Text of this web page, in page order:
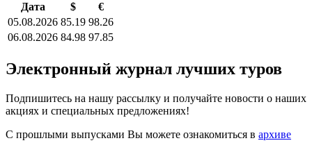
Дата $
€
05.08.2026 85.19 98.26
06.08.2026 84.98 97.85
Электронный журнал лучших туров
Подпишитесь на нашу рассылку и получайте новости о наших
акциях и специальных предложениях!
С прошлыми выпусками Вы можете ознакомиться в архиве